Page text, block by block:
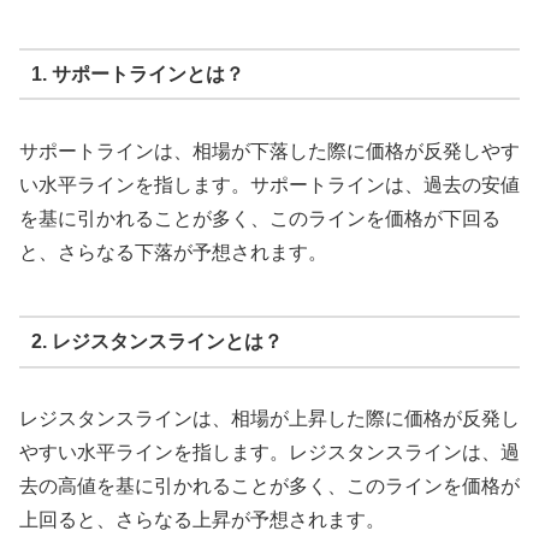
1. サポートラインとは？
サポートラインは、相場が下落した際に価格が反発しやす
い水平ラインを指します。サポートラインは、過去の安値
を基に引かれることが多く、このラインを価格が下回る
と、さらなる下落が予想されます。
2. レジスタンスラインとは？
レジスタンスラインは、相場が上昇した際に価格が反発し
やすい水平ラインを指します。レジスタンスラインは、過
去の高値を基に引かれることが多く、このラインを価格が
上回ると、さらなる上昇が予想されます。